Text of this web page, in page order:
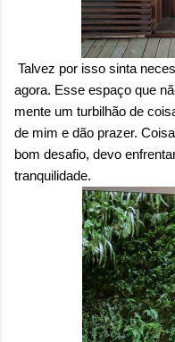
Talvez por isso sinta
agora. Esse espaço que
mente um turbilhão de
de mim e dão prazer.
bom desafio, devo
tranquilidade.